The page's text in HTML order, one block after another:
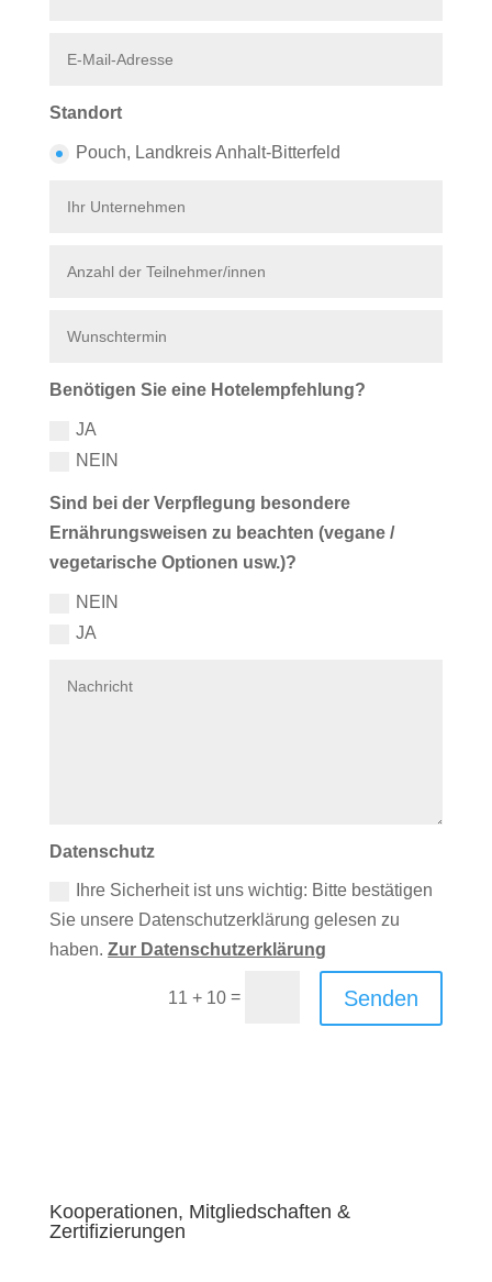
Standort
Pouch, Landkreis Anhalt-Bitterfeld
Benötigen Sie eine Hotelempfehlung?
JA
NEIN
Sind bei der Verpflegung besondere
Ernährungsweisen zu beachten (vegane /
vegetarische Optionen usw.)?
NEIN
JA
Datenschutz
Ihre Sicherheit ist uns wichtig: Bitte bestätigen
Sie unsere Datenschutzerklärung gelesen zu
haben.Zur Datenschutzerklärung
11 + 10 = Senden
Kooperationen, Mitgliedschaften &
Zertifizierungen